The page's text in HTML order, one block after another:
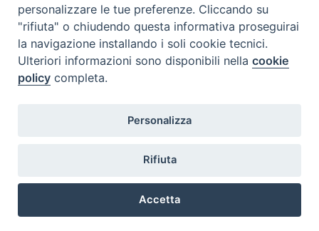
La Portineria e la Biblioteca saranno chiuse nell'intervallo dalle ore
13.00 alle ore 14.00.
Sabato 07/12/2019, in occasione della Festa Patronale di
Sant'Ambrogio, l'Istitutosarà chiuso.
Cavalieri del Santo Sepolcro 3 - Milano
personalizzare le tue preferenze. Cliccando su
"rifiuta" o chiudendo questa informativa proseguirai
la navigazione installando i soli cookie tecnici.
Ulteriori informazioni sono disponibili nellacookie
policy completa.
Personalizza
Rifiuta
Accetta